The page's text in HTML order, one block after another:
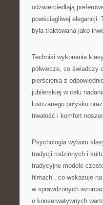
odzwierciedlają
powściągliwej elegancji.
była traktowana jako
Techniki wykonania
półwiecze, co świadczy
pierścienia z
jubilerskiej w celu
lustrzanego połysku
trwałość i komfort
Psychologia wyboru
tradycji rodzinnych i
tradycyjne modele
filmach”, co wskazuje
w sprawdzonych
o konserwatywnych